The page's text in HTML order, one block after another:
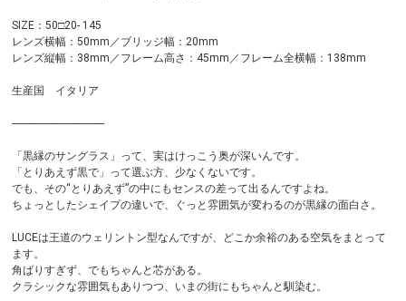
SIZE：50□20- 145
レンズ横幅：50mm／ブリッジ幅：20mm
レンズ縦幅：38mm／フレーム高さ：45mm／フレーム全横幅：138mm
生産国 イタリア
----------------------------------
「黒縁のサングラス」って、実はけっこう奥が深いんです。
「とりあえず黒で」って選ぶ方、少なくないです。
でも、その“とりあえず”の中にもセンスの差って出るんですよね。
ちょっとしたシェイプの違いで、ぐっと雰囲気が変わるのが黒縁の面白さ。
LUCEは王道のウェリントン型なんですが、どこか余裕のある空気をまとって
ます。
角ばりすぎず、でもちゃんと芯がある。
クラシックな雰囲気もありつつ、いまの街にもちゃんと馴染む。